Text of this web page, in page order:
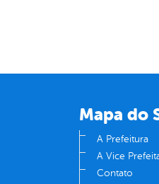
Mapa do
A Prefeitura
A Vice
Contato